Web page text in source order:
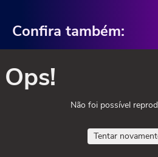
Confira também:
Ops!
Não foi possível
Tentar